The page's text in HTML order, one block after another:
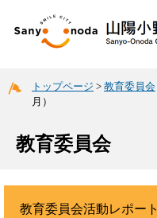
トップページ > 教育委員会
月）
教育委員会
教育委員会活動レポート